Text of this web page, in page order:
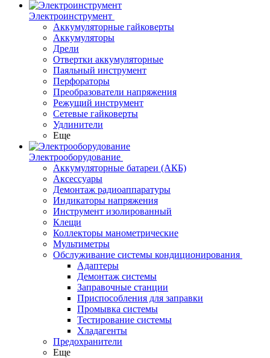
Электроинструмент
Аккумуляторные гайковерты
Аккумуляторы
Дрели
Отвертки аккумуляторные
Паяльный инструмент
Перфораторы
Преобразователи напряжения
Режущий инструмент
Сетевые гайковерты
Удлинители
Еще
Электрооборудование
Аккумуляторные батареи (АКБ)
Аксессуары
Демонтаж радиоаппаратуры
Индикаторы напряжения
Инструмент изолированный
Клещи
Коллекторы манометрические
Мультиметры
Обслуживание системы кондиционирования
Адаптеры
Демонтаж системы
Заправочные станции
Приспособления для заправки
Промывка системы
Тестирование системы
Хладагенты
Предохранители
Еще